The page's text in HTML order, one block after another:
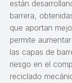
están
barrera,
que aportan
permite
las capas de
riesgo en el
reciclado